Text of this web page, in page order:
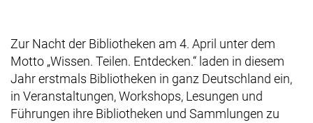
Zur Nacht der Bibliotheken am 4. April unter dem
Motto „Wissen. Teilen. Entdecken.“ laden in diesem
Jahr erstmals Bibliotheken in ganz Deutschland ein,
in Veranstaltungen, Workshops, Lesungen und
Führungen ihre Bibliotheken und Sammlungen zu